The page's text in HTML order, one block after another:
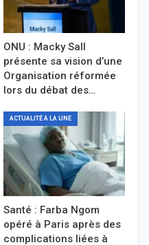
ONU : Macky Sall
présente sa vision d’une
Organisation réformée
lors du débat des…
ACTUALITÉ À LA UNE
Santé : Farba Ngom
opéré à Paris après des
complications liées à